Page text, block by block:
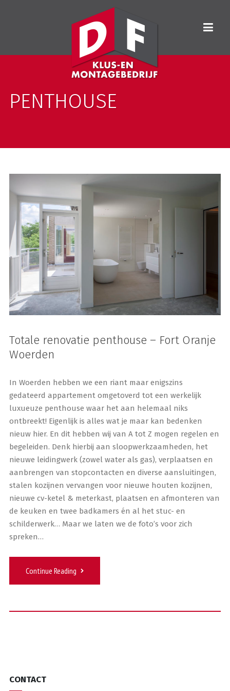
PENTHOUSE
Totale renovatie penthouse – Fort Oranje
Woerden
In Woerden hebben we een riant maar enigszins
gedateerd appartement omgetoverd tot een werkelijk
luxueuze penthouse waar het aan helemaal niks
ontbreekt! Eigenlijk is alles wat je maar kan bedenken
nieuw hier. En dit hebben wij van A tot Z mogen regelen en
begeleiden. Denk hierbij aan sloopwerkzaamheden, het
nieuwe leidingwerk (zowel water als gas), verplaatsen en
aanbrengen van stopcontacten en diverse aansluitingen,
stalen kozijnen vervangen voor nieuwe houten kozijnen,
nieuwe cv-ketel & meterkast, plaatsen en afmonteren van
de keuken en twee badkamers én al het stuc- en
schilderwerk… Maar we laten we de foto’s voor zich
spreken…
Continue Reading
CONTACT